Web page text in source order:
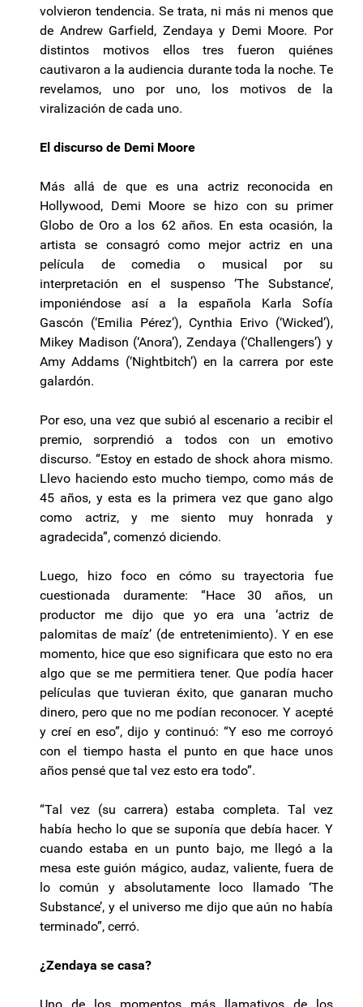
volvieron tendencia. Se trata, ni más ni menos que
de Andrew Garfield, Zendaya y Demi Moore. Por
distintos motivos ellos tres fueron quiénes
cautivaron a la audiencia durante toda la noche. Te
revelamos, uno por uno, los motivos de la
viralización de cada uno.
El discurso de Demi Moore
Más allá de que es una actriz reconocida en
Hollywood, Demi Moore se hizo con su primer
Globo de Oro a los 62 años. En esta ocasión, la
artista se consagró como mejor actriz en una
película de comedia o musical por su
interpretación en el suspenso ‘The Substance’,
imponiéndose así a la española Karla Sofía
Gascón (‘Emilia Pérez’), Cynthia Erivo (‘Wicked’),
Mikey Madison (‘Anora’), Zendaya (‘Challengers’) y
Amy Addams (‘Nightbitch’) en la carrera por este
galardón.
Por eso, una vez que subió al escenario a recibir el
premio, sorprendió a todos con un emotivo
discurso. “Estoy en estado de shock ahora mismo.
Llevo haciendo esto mucho tiempo, como más de
45 años, y esta es la primera vez que gano algo
como actriz, y me siento muy honrada y
agradecida”, comenzó diciendo.
Luego, hizo foco en cómo su trayectoria fue
cuestionada duramente: “Hace 30 años, un
productor me dijo que yo era una ‘actriz de
palomitas de maíz’ (de entretenimiento). Y en ese
momento, hice que eso significara que esto no era
algo que se me permitiera tener. Que podía hacer
películas que tuvieran éxito, que ganaran mucho
dinero, pero que no me podían reconocer. Y acepté
y creí en eso”, dijo y continuó: “Y eso me corroyó
con el tiempo hasta el punto en que hace unos
años pensé que tal vez esto era todo”.
“Tal vez (su carrera) estaba completa. Tal vez
había hecho lo que se suponía que debía hacer. Y
cuando estaba en un punto bajo, me llegó a la
mesa este guión mágico, audaz, valiente, fuera de
lo común y absolutamente loco llamado ‘The
Substance’, y el universo me dijo que aún no había
terminado”, cerró.
¿Zendaya se casa?
Uno de los momentos más llamativos de los